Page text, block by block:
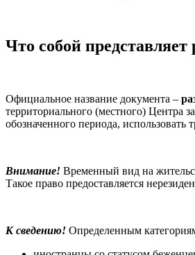
Что собой представляет
Официальное название документа –
территориального (местного) Центра
обозначенного периода,
Внимание! Временный вид на
Такое право предоставляется
К сведению! Определенным